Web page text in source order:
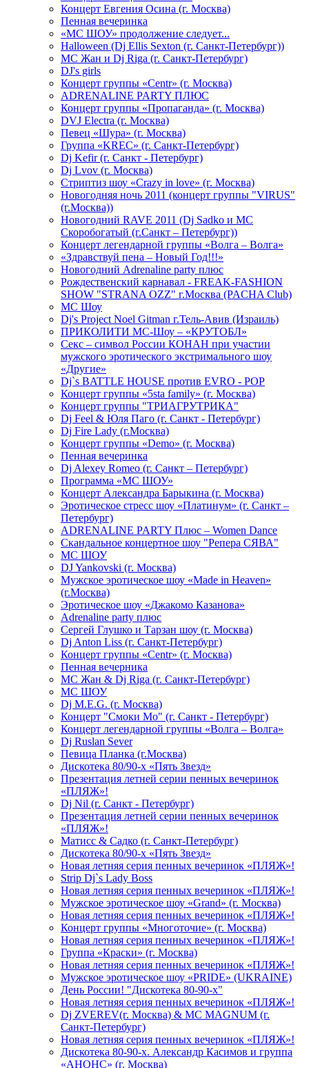
Концерт Евгения Осина (г. Москва)
Пенная вечеринка
«МС ШОУ» продолжение следует...
Halloween (Dj Ellis Sexton (г. Санкт-Петербург))
МС Жан и Dj Riga (г. Санкт-Петербург)
DJ's girls
Концерт группы «Centr» (г. Москва)
ADRENALINE PARTY ПЛЮС
Концерт группы «Пропаганда» (г. Москва)
DVJ Electra (г. Москва)
Певец «Шура» (г. Москва)
Группа «KREC» (г. Санкт-Петербург)
Dj Kefir (г. Санкт - Петербург)
Dj Lvov (г. Москва)
Стриптиз шоу «Crazy in love» (г. Москва)
Новогодняя ночь 2011 (концерт группы "VIRUS"
(г.Москва))
Новогодний RAVE 2011 (Dj Sadko и MC
Скоробогатый (г.Санкт – Петербург))
Концерт легендарной группы «Волга – Волга»
«Здравствуй пена – Новый Год!!!»
Новогодний Adrenaline party плюс
Рождественский карнавал - FREAK-FASHION
SHOW "STRANA OZZ" г.Москва (PACHA Club)
MC Шоу
Dj's Project Noel Gitman г.Тель-Авив (Израиль)
ПРИКОЛИТИ МС-Шоу – «КРУТОБЛ»
Секс – символ России КОНАН при участии
мужского эротического экстримального шоу
«Другие»
Dj`s BATTLE HOUSE против EVRO - POP
Концерт группы «5sta family» (г. Москва)
Концерт группы "ТРИАГРУТРИКА"
Dj Feel & Юля Паго (г. Санкт - Петербург)
Dj Fire Lady (г.Москва)
Концерт группы «Demo» (г. Москва)
Пенная вечеринка
Dj Alexey Romeo (г. Санкт – Петербург)
Программа «МС ШОУ»
Концерт Александра Барыкина (г. Москва)
Эротическое стресс шоу «Платинум» (г. Санкт –
Петербург)
ADRENALINE PARTY Плюс – Women Dance
Скандальное концертное шоу "Репера СЯВА"
МС ШОУ
DJ Yankovski (г. Москва)
Мужское эротическое шоу «Made in Heaven»
(г.Москва)
Эротическое шоу «Джакомо Казанова»
Adrenaline party плюс
Сергей Глушко и Тарзан шоу (г. Москва)
Dj Anton Liss (г. Санкт-Петербург)
Концерт группы «Centr» (г. Москва)
Пенная вечерника
МС Жан & Dj Riga (г. Санкт-Петербург)
МС ШОУ
Dj M.E.G. (г. Москва)
Концерт "Смоки Мо" (г. Санкт - Петербург)
Концерт легендарной группы «Волга – Волга»
Dj Ruslan Sever
Певица Планка (г.Москва)
Дискотека 80/90-х «Пять Звезд»
Презентация летней серии пенных вечеринок
«ПЛЯЖ»!
Dj Nil (г. Санкт - Петербург)
Презентация летней серии пенных вечеринок
«ПЛЯЖ»!
Матисс & Садко (г. Санкт-Петербург)
Дискотека 80/90-х «Пять Звезд»
Новая летняя серия пенных вечеринок «ПЛЯЖ»!
Strip Dj`s Lady Boss
Новая летняя серия пенных вечеринок «ПЛЯЖ»!
Мужское эротическое шоу «Grand» (г. Москва)
Новая летняя серия пенных вечеринок «ПЛЯЖ»!
Концерт группы «Многоточие» (г. Москва)
Новая летняя серия пенных вечеринок «ПЛЯЖ»!
Группа «Краски» (г. Москва)
Новая летняя серия пенных вечеринок «ПЛЯЖ»!
Мужское эротическое шоу «PRIDE» (UKRAINE)
День России! "Дискотека 80-90-х"
Новая летняя серия пенных вечеринок «ПЛЯЖ»!
Dj ZVEREV(г. Москва) & MC MAGNUM (г.
Санкт-Петербург)
Новая летняя серия пенных вечеринок «ПЛЯЖ»!
Дискотека 80-90-х. Александр Касимов и группа
«АНОНС» (г. Москва)